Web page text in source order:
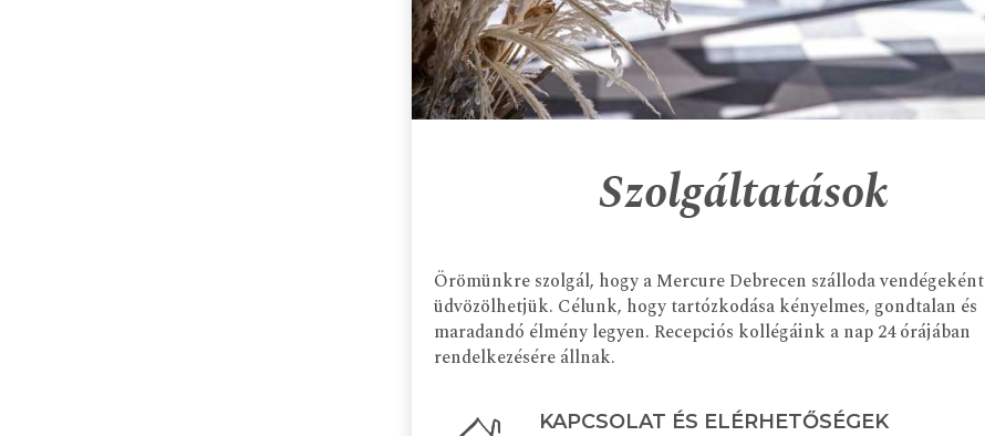
Szolgáltatások
Örömünkre szolgál, hogy a Mercure Debrecen szálloda vendégeként
üdvözölhetjük. Célunk, hogy tartózkodása kényelmes, gondtalan és
maradandó élmény legyen. Recepciós kollégáink a nap 24 órájában
rendelkezésére állnak.
KAPCSOLAT ÉS ELÉRHETŐSÉGEK